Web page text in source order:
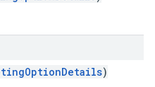
)